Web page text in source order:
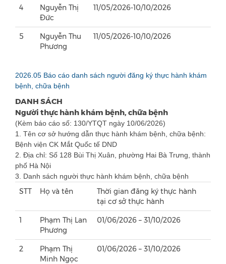
4
Nguyễn Thị
Đức
11/05/2026-10/10/2026
5
Nguyễn Thu
Phương
11/05/2026-10/10/2026
2026.05 Báo cáo danh sách người đăng ký thực hành khám
bệnh, chữa bệnh
DANH SÁCH
Người thực hành khám bệnh, chữa bệnh
(Kèm báo cáo số: 130/YTQT ngày 10/06/2026)
1. Tên cơ sở hướng dẫn thực hành khám bệnh, chữa bệnh:
Bệnh viện CK Mắt Quốc tế DND
2. Địa chỉ: Số 128 Bùi Thị Xuân, phường Hai Bà Trưng, thành
phố Hà Nội
3. Danh sách người thực hành khám bệnh, chữa bệnh
STT Họ và tên
Thời gian đăng ký thực hành
tại cơ sở thực hành
1
Phạm Thị Lan
Phương
01/06/2026 – 31/10/2026
2
Phạm Thị
Minh Ngọc
01/06/2026 – 31/10/2026